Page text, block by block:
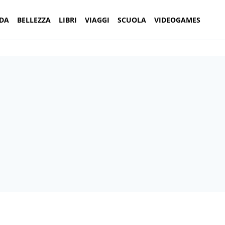
BELLEZZA LIBRI VIAGGI SCUOLA VIDEOGAMES